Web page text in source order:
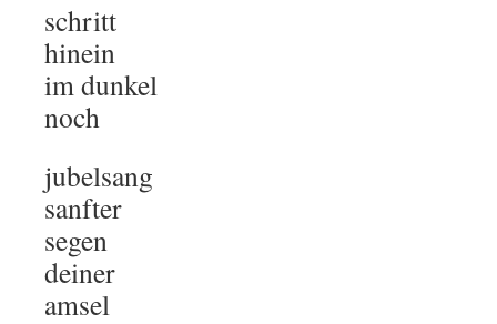
schritt
hinein
im dunkel
noch
jubelsang
sanfter
segen
deiner
amsel